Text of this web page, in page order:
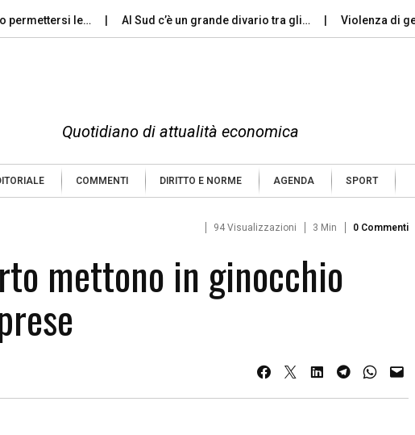
le… Al Sud c’è un grande divario tra gli… Violenza di genere,
Quotidiano di attualità economica
COMMENTI DIRITTO E NORME AGENDA SPORT
94 Visualizzazioni 3 Min 0 Commenti
mettono in ginocchio